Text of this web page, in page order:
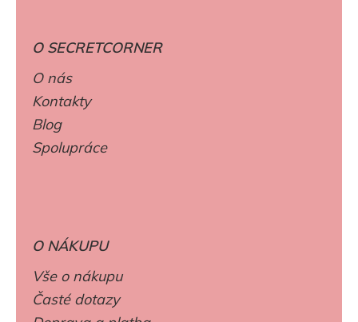
O SECRETCORNER
O nás
Kontakty
Blog
Spolupráce
O NÁKUPU
Vše o nákupu
Časté dotazy